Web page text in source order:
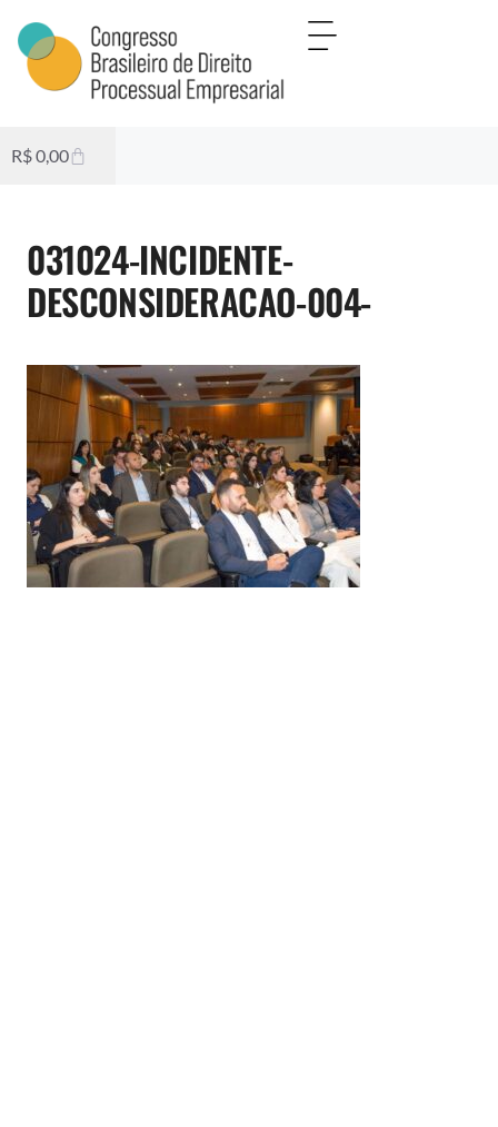
R$0,00
031024-INCIDENTE-
DESCONSIDERACAO-004-